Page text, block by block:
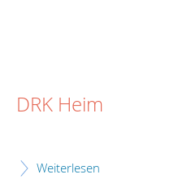
DRK Heim
Weiterlesen